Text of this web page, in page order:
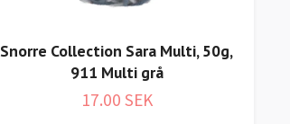
Snorre Collection Sara Multi, 50g,
911 Multi grå
17.00 SEK